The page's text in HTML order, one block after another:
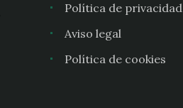
Política de privacidad
Aviso legal
Política de cookies